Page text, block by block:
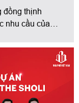
đồng thịnh
nhu cầu của
chóng và mạnh
giới triệu đô